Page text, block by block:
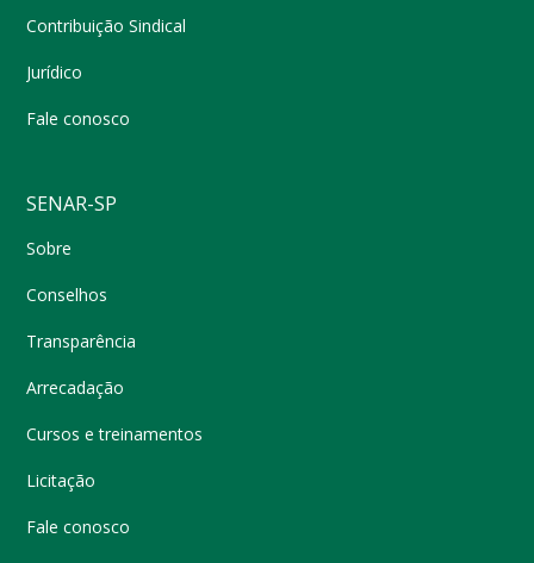
Contribuição Sindical
Jurídico
Fale conosco
SENAR-SP
Sobre
Conselhos
Transparência
Arrecadação
Cursos e treinamentos
Licitação
Fale conosco